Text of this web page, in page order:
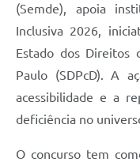
(Semde), apoia
Inclusiva 2026,
Estado dos Direitos
Paulo (SDPcD). A
acessibilidade e a
deficiência no
O concurso tem